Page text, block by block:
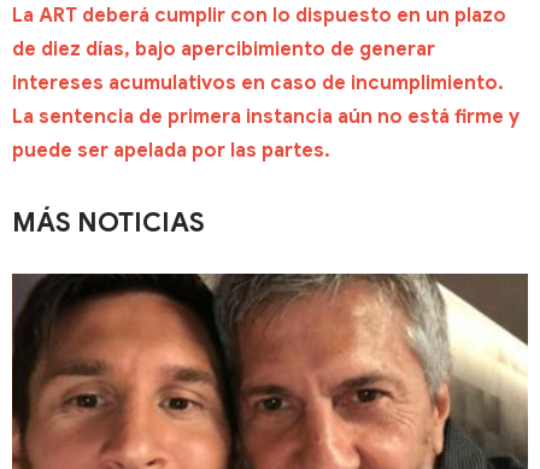
La ART deberá cumplir con lo dispuesto en un plazo
de diez días, bajo apercibimiento de generar
intereses acumulativos en caso de incumplimiento.
La sentencia de primera instancia aún no está firme y
puede ser apelada por las partes.
MÁS NOTICIAS